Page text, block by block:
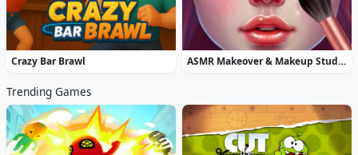
Crazy Bar Brawl ASMR Makeover & Makeup Studio
Trending Games